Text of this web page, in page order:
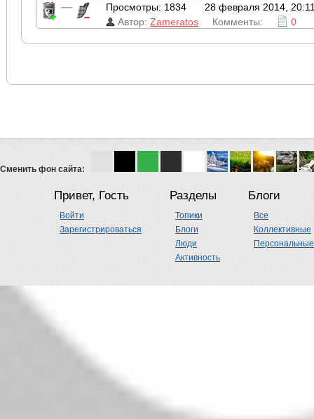
— Просмотры: 1834
28 февраля 2014,
Автор:Zameratos Комменты: 0
Сменить фон сайта:
Привет, Гость
Войти
Зарегистрироваться
Разделы
Топики
Блоги
Люди
Активность
Блоги
Все
Коллективные
Персональные